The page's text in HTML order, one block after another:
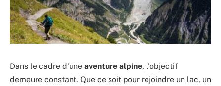
Dans le cadre d’une aventure alpine, l’objectif
demeure constant. Que ce soit pour rejoindre un lac, un